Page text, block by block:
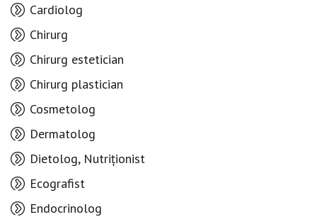
Cardiolog
Chirurg
Chirurg estetician
Chirurg plastician
Cosmetolog
Dermatolog
Dietolog, Nutriționist
Ecografist
Endocrinolog